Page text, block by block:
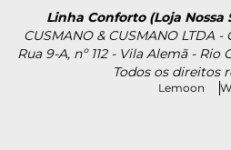
Linha Conforto (Loja Nossa
CUSMANO & CUSMANO LTDA -
Rua 9-A, nº 112 - Vila Alemã - Rio
Todos os direitos
Lemoon